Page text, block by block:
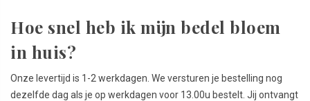
Hoe snel heb ik mijn bedel bloem
in huis?
Onze levertijd is 1-2 werkdagen. We versturen je bestelling nog
dezelfde dag als je op werkdagen voor 13.00u bestelt. Jij ontvangt